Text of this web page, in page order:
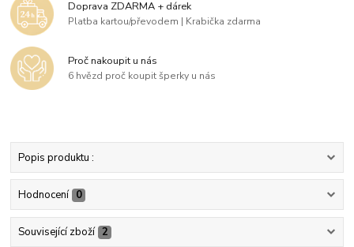
Doprava ZDARMA + dárek
Platba kartou/převodem | Krabička zdarma
Proč nakoupit u nás
6 hvězd proč koupit šperky u nás
Popis produktu :
Hodnocení 0
Související zboží 2